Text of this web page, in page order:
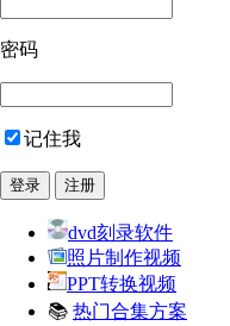
密码
记住我
dvd刻录软件
照片制作视频
PPT转换视频
📚 热门合集方案